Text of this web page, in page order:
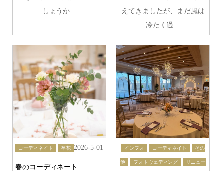
しょうか…
えてきましたが、まだ風は
冷たく過…
コーディネイト 卒花 2026-5-01
春のコーディネート
インフォ コーディネイト その
他 フォトウェディング リニュー